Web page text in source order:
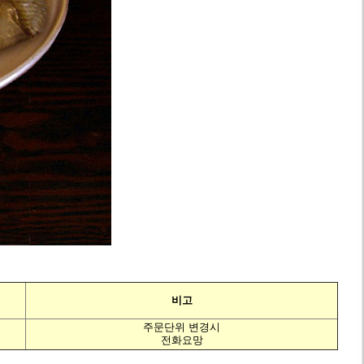
비고
주문단위 변경시
전화요망